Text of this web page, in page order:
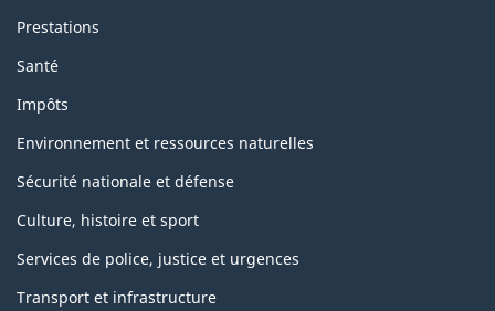
Prestations
Santé
Impôts
Environnement et ressources naturelles
Sécurité nationale et défense
Culture, histoire et sport
Services de police, justice et urgences
Transport et infrastructure